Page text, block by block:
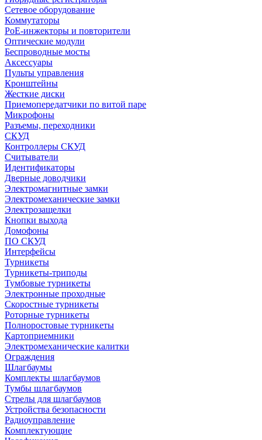
Сетевое оборудование
Коммутаторы
PoE-инжекторы и повторители
Оптические модули
Беспроводные мосты
Аксессуары
Пульты управления
Кронштейны
Жесткие диски
Приемопередатчики по витой паре
Микрофоны
Разъемы, переходники
СКУД
Контроллеры СКУД
Считыватели
Идентификаторы
Дверные доводчики
Электромагнитные замки
Электромеханические замки
Электрозащелки
Кнопки выхода
Домофоны
ПО СКУД
Интерфейсы
Турникеты
Турникеты-триподы
Тумбовые турникеты
Электронные проходные
Скоростные турникеты
Роторные турникеты
Полноростовые турникеты
Картоприемники
Электромеханические калитки
Ограждения
Шлагбаумы
Комплекты шлагбаумов
Тумбы шлагбаумов
Стрелы для шлагбаумов
Устройства безопасности
Радиоуправление
Комплектующие